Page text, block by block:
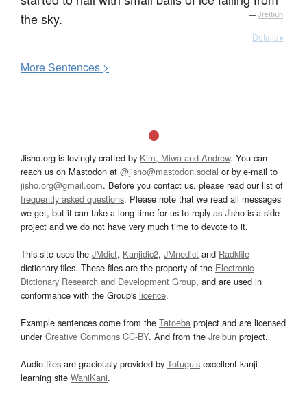
the sky.
— Jreibun
Details ▸
MoreSentences >
Jisho.org is lovingly crafted by Kim, Miwa and Andrew. You can
reach us on Mastodon at @jisho@mastodon.social or by e-mail to
jisho.org@gmail.com. Before you contact us, please read our list of
frequently asked questions. Please note that we read all messages
we get, but it can take a long time for us to reply as Jisho is a side
project and we do not have very much time to devote to it.
This site uses the JMdict, Kanjidic2, JMnedict and Radkfile
dictionary files. These files are the property of the Electronic
Dictionary Research and Development Group, and are used in
conformance with the Group's licence.
Example sentences come from the Tatoeba project and are licensed
underCreative Commons CC-BY. And from the Jreibun project.
Audio files are graciously provided by Tofugu’s excellent kanji
learning site WaniKani.